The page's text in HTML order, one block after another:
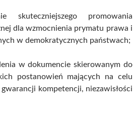
promowania
dla wzmocnienia prymatu prawa i
w demokratycznych państwach;
w dokumencie skierowanym do
postanowień mających na celu
kompetencji, niezawisłości